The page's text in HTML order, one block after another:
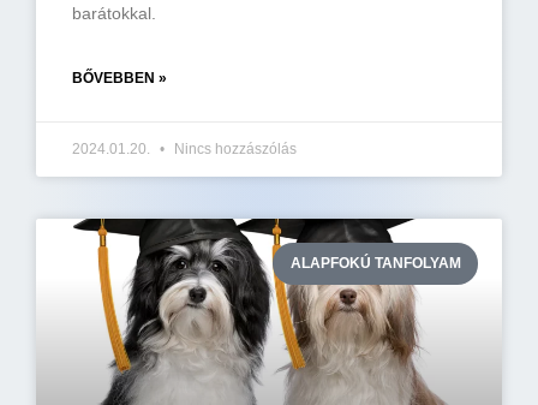
barátokkal.
BŐVEBBEN »
2024.01.20. Nincs hozzászólás
ALAPFOKÚ TANFOLYAM